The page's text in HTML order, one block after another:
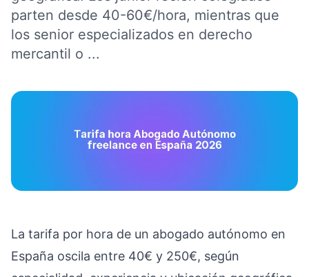
parten desde 40-60€/hora, mientras que
los senior especializados en derecho
mercantil o ...
La tarifa por hora de un abogado autónomo en
España oscila entre 40€ y 250€, según